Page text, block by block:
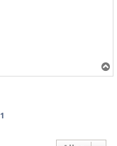
a
1